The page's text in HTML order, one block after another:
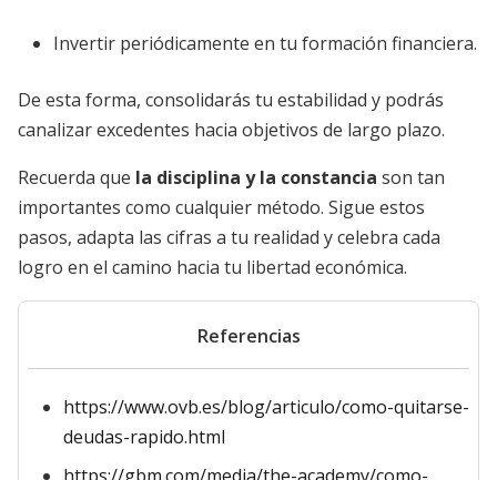
Invertir periódicamente en tu formación financiera.
De esta forma, consolidarás tu estabilidad y podrás
canalizar excedentes hacia objetivos de largo plazo.
Recuerda que la disciplina y la constancia son tan
importantes como cualquier método. Sigue estos
pasos, adapta las cifras a tu realidad y celebra cada
logro en el camino hacia tu libertad económica.
Referencias
https://www.ovb.es/blog/articulo/como-quitarse-
deudas-rapido.html